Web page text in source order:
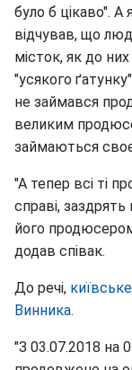
було б цікаво".
відчував, що
місток, як до
"усякого
не займався
великим
займаються
"А тепер всі ті
справі,
його
додав співак.
До речі,
Винника.
"З 03.07.2018 на